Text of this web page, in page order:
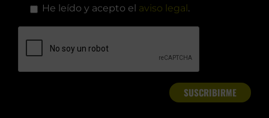
He leído y acepto el aviso legal .